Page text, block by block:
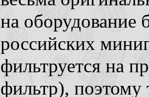
на оборудование
российских
фильтруется на
фильтр), поэтому